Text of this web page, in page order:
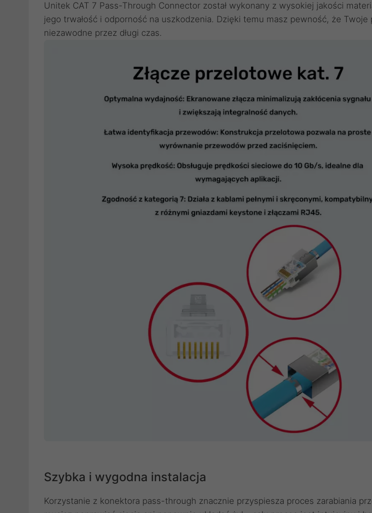
Unitek CAT 7 Pass-Through Connector został wykonany z wysokiej jakości
jego trwałość i odporność na uszkodzenia. Dzięki temu masz pewność, że Twoje
niezawodne przez długi czas.
Szybka i wygodna instalacja
Korzystanie z konektora pass-through znacznie przyspiesza proces zarabiania